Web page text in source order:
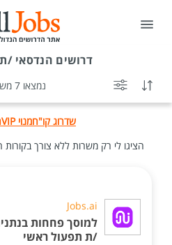
דרושים הנדסאי /
נמצאו 7 משרות
שדרוג קו"חמנוי VIP
הציגו לי רק משרות ללא צורך בקורות
Jobs.ai
למוסך פחחות
/ת תפעול ראשי